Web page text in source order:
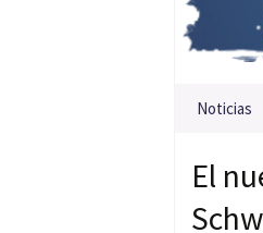
Saltar al
Noticias
El